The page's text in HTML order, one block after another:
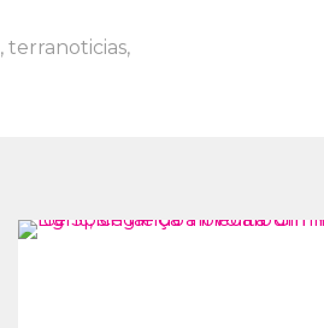
, terranoticias,